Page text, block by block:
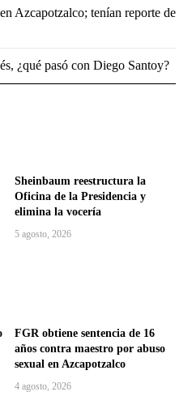
Sheinbaum reestructura la
Oficina de la Presidencia y
elimina la vocería
5 agosto, 2026
FGR obtiene sentencia de 16
años contra maestro por abuso
sexual en Azcapotzalco
4 agosto, 2026
Azcapotzalco; tenían reporte de
¿qué pasó con Diego Santoy?